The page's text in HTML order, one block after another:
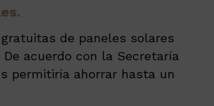
de paneles solares
acuerdo con la Secretaría
permitiría ahorrar hasta un